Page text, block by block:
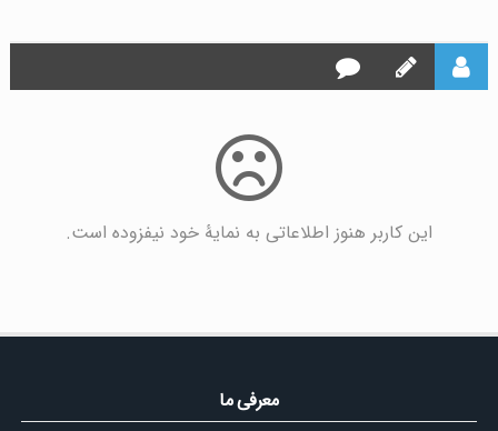
این کاربر هنوز اطلاعاتی به نمایۀ خود نیفزوده است.
معرفی ما